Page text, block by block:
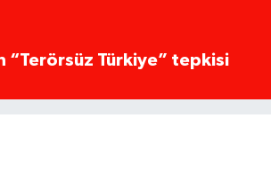
“Terörsüz Türkiye” tepkisi